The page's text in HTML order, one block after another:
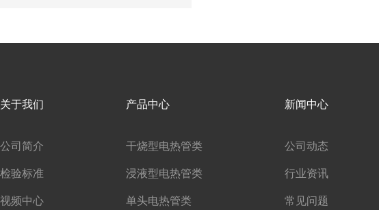
关于我们
公司简介
检验标准
视频中心
产品中心
干烧型电热管类
浸液型电热管类
单头电热管类
新闻中心
公司动态
行业资讯
常见问题